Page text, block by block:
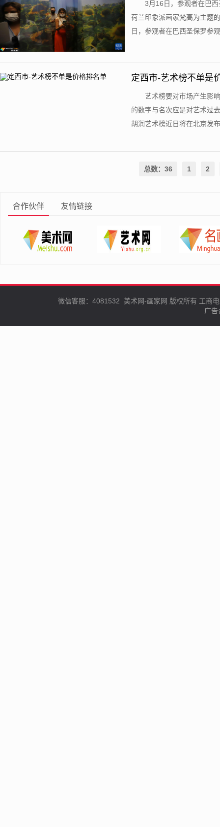
3月16日，参观者在巴
荷兰印象派画家梵高为主题
日，参观者在巴西圣保罗参
定西市-艺术榜不单是
艺术榜要对市场产生影
的数字与名次应是对艺术过
胡润艺术榜近日将在北京发
总数：36 1 2
合作伙伴 友情链接
微信客服：4081532 美术网-画家网 版权所有 工商
广